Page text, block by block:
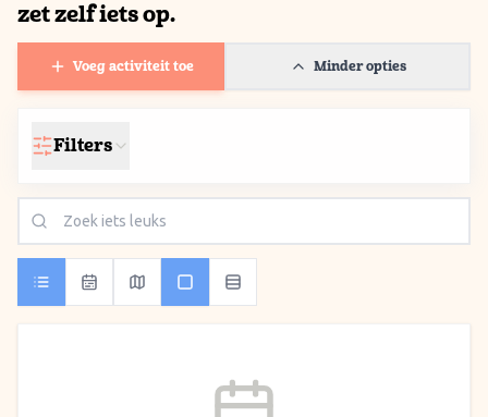
zet zelf iets op.
Voeg activiteit toe Minder opties
Filters